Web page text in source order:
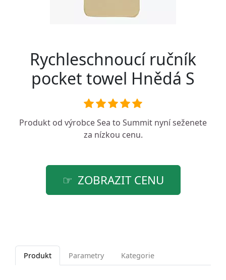
Rychleschnoucí ručník
pocket towel Hnědá S
Produkt od výrobceSea to Summit nyní seženete
za nízkou cenu.
ZOBRAZIT CENU
Produkt Parametry Kategorie